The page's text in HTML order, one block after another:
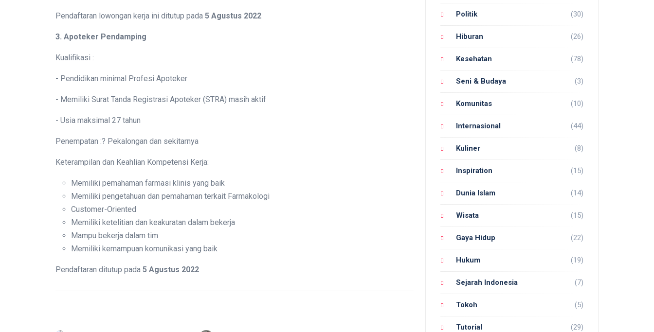
Pendaftaran lowongan kerja ini ditutup pada 5 Agustus 2022
3. Apoteker Pendamping
Kualifikasi :
- Pendidikan minimal Profesi Apoteker
- Memiliki Surat Tanda Registrasi Apoteker (STRA) masih aktif
- Usia maksimal 27 tahun
Penempatan :? Pekalongan dan sekitarnya
Keterampilan dan Keahlian Kompetensi Kerja:
Memiliki pemahaman farmasi klinis yang baik
Memiliki pengetahuan dan pemahaman terkait Farmakologi
Customer-Oriented
Memiliki ketelitian dan keakuratan dalam bekerja
Mampu bekerja dalam tim
Memiliki kemampuan komunikasi yang baik
Pendaftaran ditutup pada 5 Agustus 2022
Politik (30)
Hiburan (26)
Kesehatan (78)
Seni & Budaya (3)
Komunitas (10)
Internasional (44)
Kuliner (8)
Inspiration (15)
Dunia Islam (14)
Wisata (15)
Gaya Hidup (22)
Hukum (19)
Sejarah Indonesia (7)
Tokoh (5)
Tutorial (29)